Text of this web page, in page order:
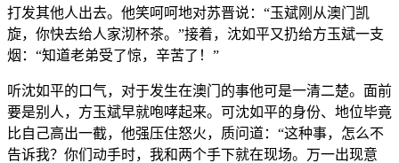
打发其他人出去。他笑呵呵地对苏晋说：“玉斌刚从澳门凯
旋，你快去给人家沏杯茶。”接着，沈如平又扔给方玉斌一支
烟：“知道老弟受了惊，辛苦了！”
听沈如平的口气，对于发生在澳门的事他可是一清二楚。面前
要是别人，方玉斌早就咆哮起来。可沈如平的身份、地位毕竟
比自己高出一截，他强压住怒火，质问道：“这种事，怎么不
告诉我？你们动手时，我和两个手下就在现场。万一出现意